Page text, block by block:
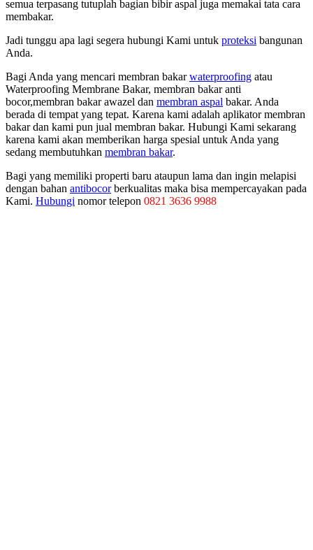
semua terpasang tutuplah bagian bibir aspal juga memakai tata cara
membakar.
Jadi tunggu apa lagi segera hubungi Kami untuk proteksi bangunan
Anda.
Bagi Anda yang mencari membran bakarwaterproofing atau
Waterproofing Membrane Bakar, membran bakar anti
bocor,membran bakar awazel dan membran aspal bakar. Anda
berada di tempat yang tepat. Karena kami adalah aplikator membran
bakar dan kami pun jual membran bakar. Hubungi Kami sekarang
karena kami akan memberikan harga spesial untuk Anda yang
sedang membutuhkan membran bakar.
Bagi yang memiliki properti baru ataupun lama dan ingin melapisi
dengan bahan antibocorberkualitas maka bisa mempercayakan pada
Kami. Hubungi nomor telepon 0821 3636 9988